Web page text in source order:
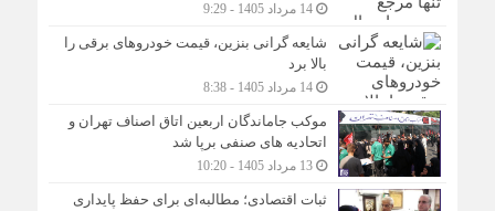
14 مرداد 1405 - 9:29
شایعه گرانی بنزین، قیمت خودروهای برقی را
بالا برد
14 مرداد 1405 - 8:38
موکب جاماندگان اربعین اتاق اصناف تهران و
اتحادیه های صنفی برپا شد
13 مرداد 1405 - 10:20
ثبات اقتصادی؛ مطالبه‌ای برای حفظ پایداری